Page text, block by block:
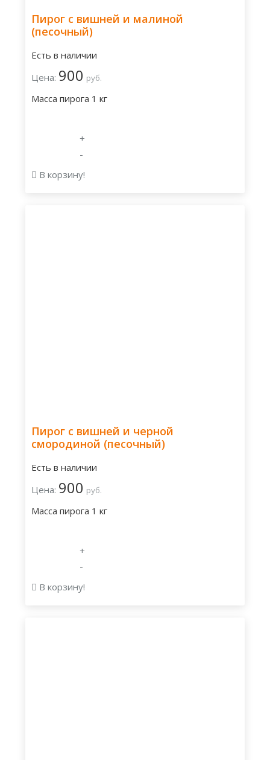
Пирог с вишней и малиной
(песочный)
Есть в наличии
Цена: 900 руб.
Масса пирога 1 кг
+
-
В корзину!
Пирог с вишней и черной
смородиной (песочный)
Есть в наличии
Цена: 900 руб.
Масса пирога 1 кг
+
-
В корзину!